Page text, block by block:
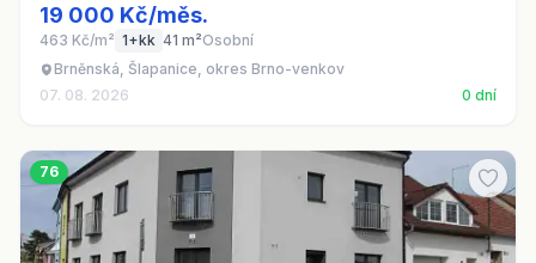
19 000 Kč/měs.
463 Kč/m² 1+kk 41 m²Osobní
Brněnská, Šlapanice, okres Brno-venkov
07. 08. 2026
0 dní
76